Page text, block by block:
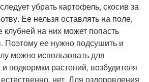
убрать картофель, скосив за
Ее нельзя оставлять на поле,
клубней на них может попасть
Поэтому ее нужно подсушить и
можно использовать для
подкормки растений, возбудителя
нет. Для оздоровления